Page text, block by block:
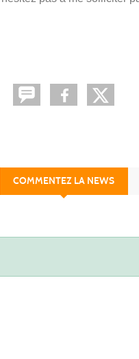
COMMENTEZ LA NEWS